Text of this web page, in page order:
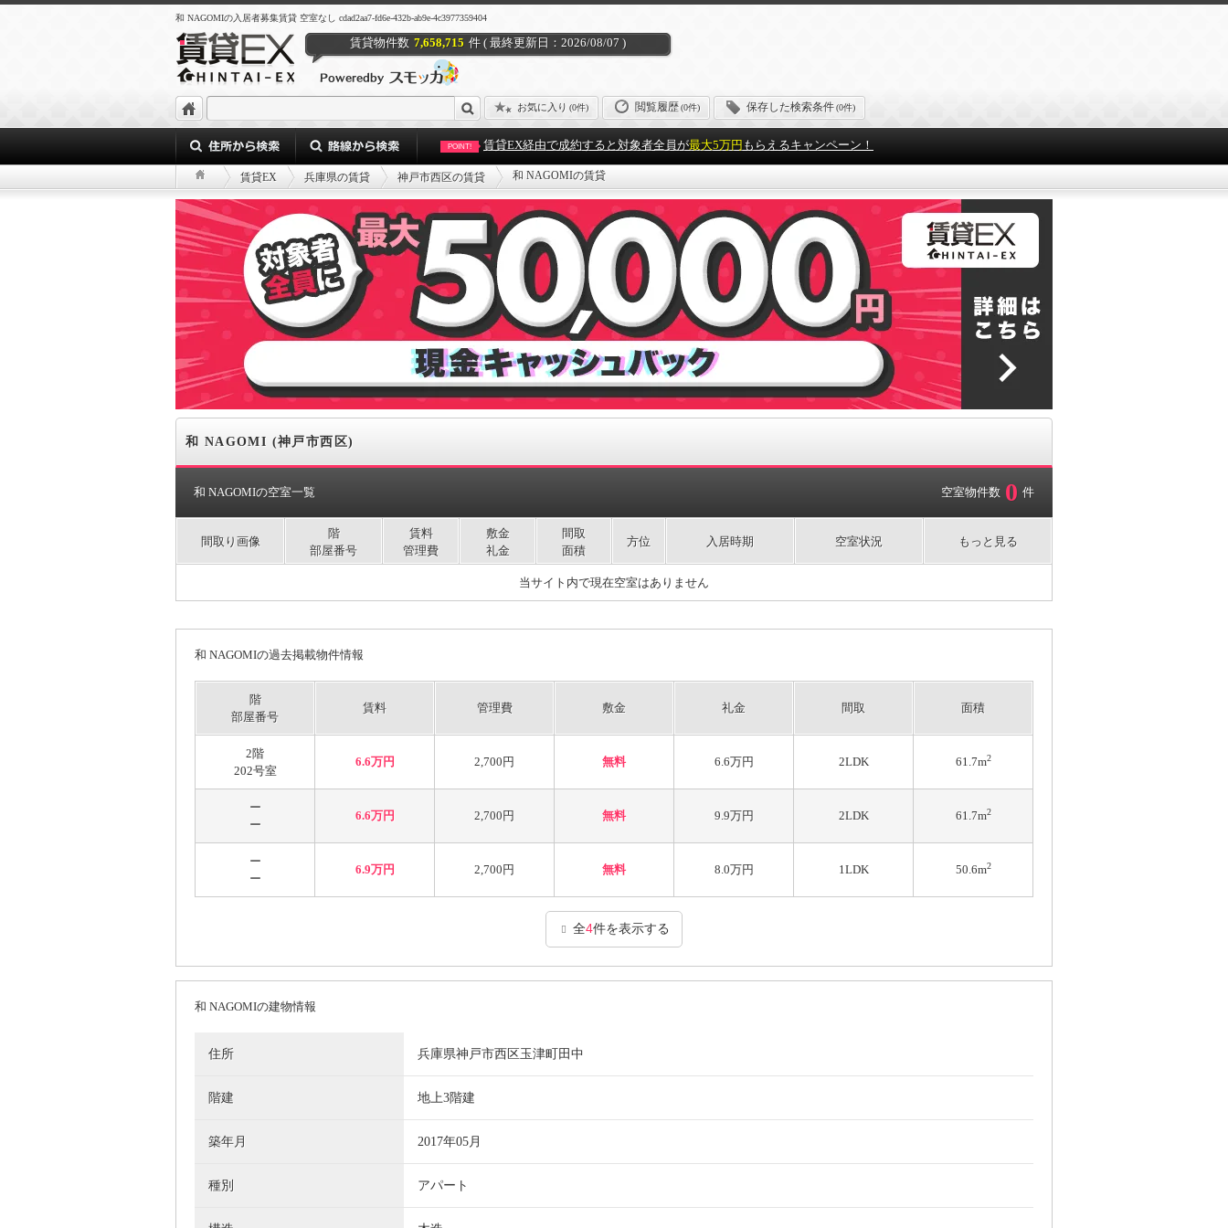
和 NAGOMIの入居者募集賃貸 空室なし cdad2aa7-fd6e-432b-ab9e-4c3977359404
賃貸物件数 7,658,715 件 ( 最終更新日：2026/08/07 )
お気に入り (0件) 閲覧履歴(0件) 保存した検索条件(0件)
POINT! 賃貸EX経由で成約すると対象者全員が最大5万円 もらえるキャンペーン！
賃貸EX 兵庫県の賃貸 神戸市西区の賃貸 和 NAGOMIの賃貸
和 NAGOMI (神戸市西区)
和 NAGOMIの空室一覧 空室物件数 0 件
間取り画像
階
部屋番号
賃料
管理費
敷金
礼金
間取
面積
方位 入居時期 空室状況 もっと見る
当サイト内で現在空室はありません
和 NAGOMIの過去掲載物件情報
階
部屋番号
賃料 管理費 敷金 礼金 間取 面積
2階
202号室
6.6万円 2,700円 無料 6.6万円 2LDK 61.7m2
ー
ー
6.6万円 2,700円 無料 9.9万円 2LDK 61.7m2
ー
ー
6.9万円 2,700円 無料 8.0万円 1LDK 50.6m2
全4件を表示する
和 NAGOMIの建物情報
住所 兵庫県神戸市西区玉津町田中
階建 地上3階建
築年月 2017年05月
種別 アパート